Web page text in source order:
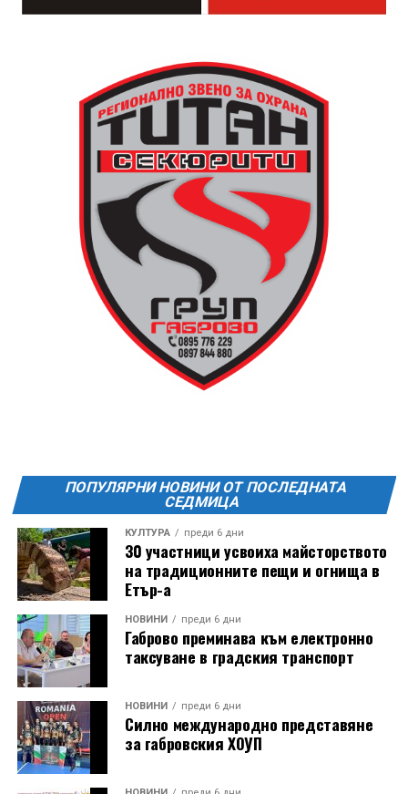
13 АВГУСТ (четвъртък)
19:00ч Групова тренировка с Йоанна Петрова от
20:00ч. Куиз вечер за обща култура
21:30ч. Прожекция на филма “Брънч за начинаещи”
Ще бъде хубаво – не някога и някъде, а тук и сега!
транспорт до местността Градище. Електрическият
автобус ще тръгне в 19:30 ч. от пл. „Възраждане“, а
обратно към града в 00:00 ч. – от паркинга до
поляната. Вземете със себе си връхна дреха и одеяло
или шалте! За повече информация тел. 0887907075.
ПОПУЛЯРНИ НОВИНИ ОТ ПОСЛЕДНАТА
СЕДМИЦА
КУЛТУРА преди 6 дни
30 участници усвоиха майсторството
на традиционните пещи и огнища в
Етър-а
НОВИНИ преди 6 дни
Габрово преминава към електронно
таксуване в градския транспорт
НОВИНИ преди 6 дни
Силно международно представяне
за габровския ХОУП